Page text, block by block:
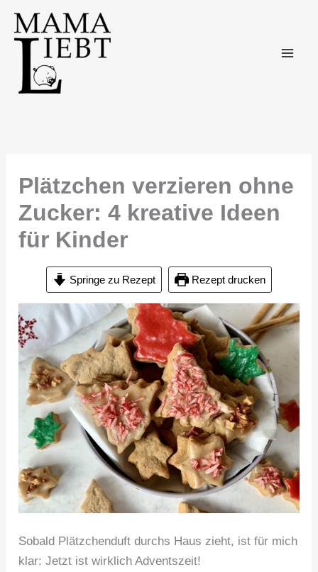
Inhalt
springen
Plätzchen verzieren ohne
Zucker: 4 kreative Ideen
für Kinder
Springe zu Rezept Rezept drucken
Sobald Plätzchenduft durchs Haus zieht, ist für mich
klar: Jetzt ist wirklich Adventszeit!